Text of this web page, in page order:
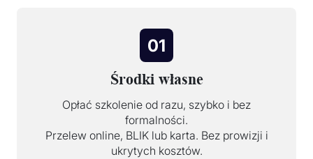
01
Środki własne
Opłać szkolenie od razu, szybko i bez
formalności.
Przelew online, BLIK lub karta. Bez prowizji i
ukrytych kosztów.